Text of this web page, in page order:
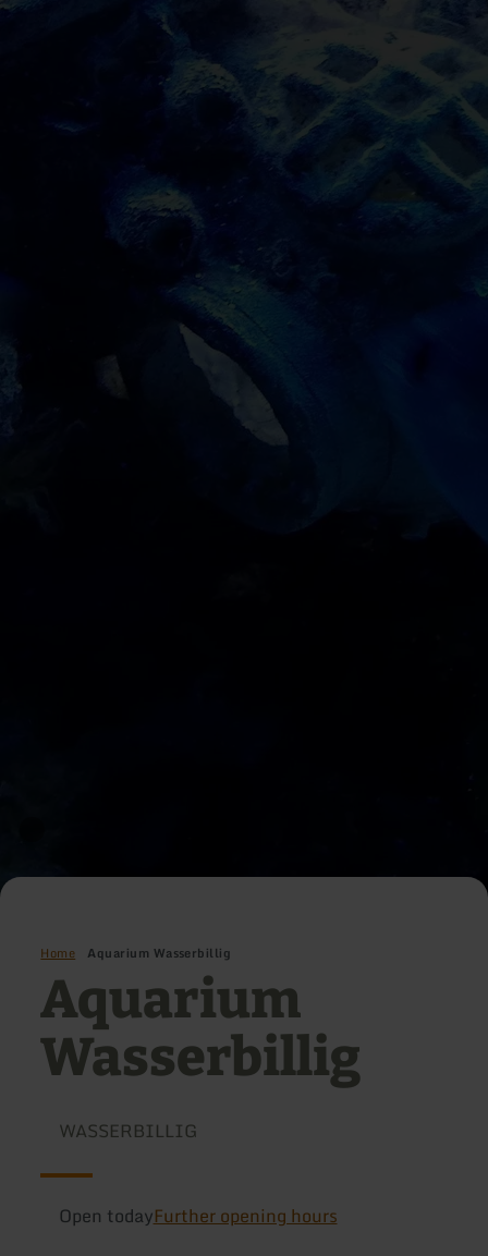
Home Aquarium Wasserbillig
Aquarium
Wasserbillig
WASSERBILLIG
Open todayFurther opening hours